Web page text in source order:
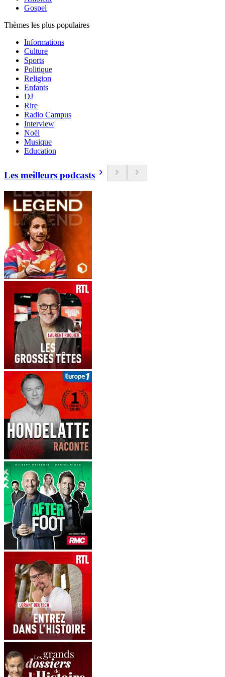
Gospel
Thèmes les plus populaires
Informations
Culture
Sports
Politique
Religion
Enfants
DJ
Rire
Radio Campus
Interview
Noël
Musique
Education
Les meilleurs podcasts